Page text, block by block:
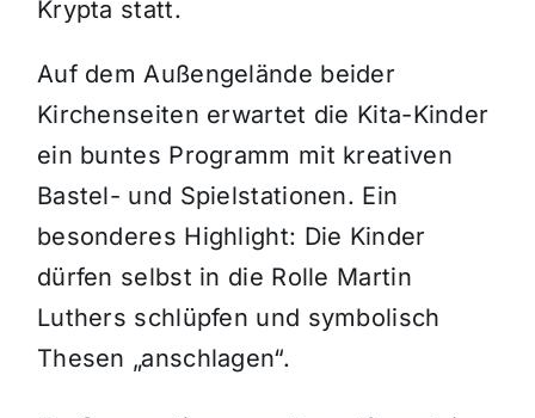
Krypta statt.
Auf dem Außengelände beider
Kirchenseiten erwartet die Kita-Kinder
ein buntes Programm mit kreativen
Bastel- und Spielstationen. Ein
besonderes Highlight: Die Kinder
dürfen selbst in die Rolle Martin
Luthers schlüpfen und symbolisch
Thesen „anschlagen“.